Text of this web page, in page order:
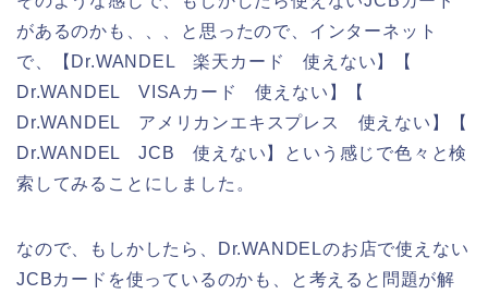
があるのかも、、、と思ったので、インターネット
で、【Dr.WANDEL 楽天カード 使えない】【
Dr.WANDEL VISAカード 使えない】【
Dr.WANDEL アメリカンエキスプレス 使えない】【
Dr.WANDEL JCB 使えない】という感じで色々と検
索してみることにしました。
なので、もしかしたら、Dr.WANDELのお店で使えない
JCBカードを使っているのかも、と考えると問題が解